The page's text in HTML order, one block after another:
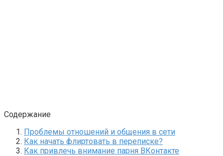
Содержание
Проблемы отношений и общения в сети
Как начать флиртовать в переписке?
Как привлечь внимание парня ВКонтакте